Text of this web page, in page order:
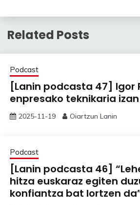
Related Posts
Podcast
[Lanin podcasta 47] Igor
enpresako teknikaria
2025-11-19 Oiartzun Lanin
Podcast
[Lanin podcasta 46]
hitza euskaraz egiten
konfiantza bat lortzen